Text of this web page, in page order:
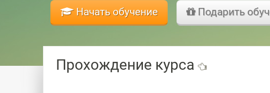
Начать обучение Подарить
Прохождение курса